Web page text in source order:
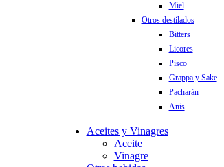
Miel
Otros destilados
Bitters
Licores
Pisco
Grappa y Sake
Pacharán
Anis
Aceites y Vinagres
Aceite
Vinagre